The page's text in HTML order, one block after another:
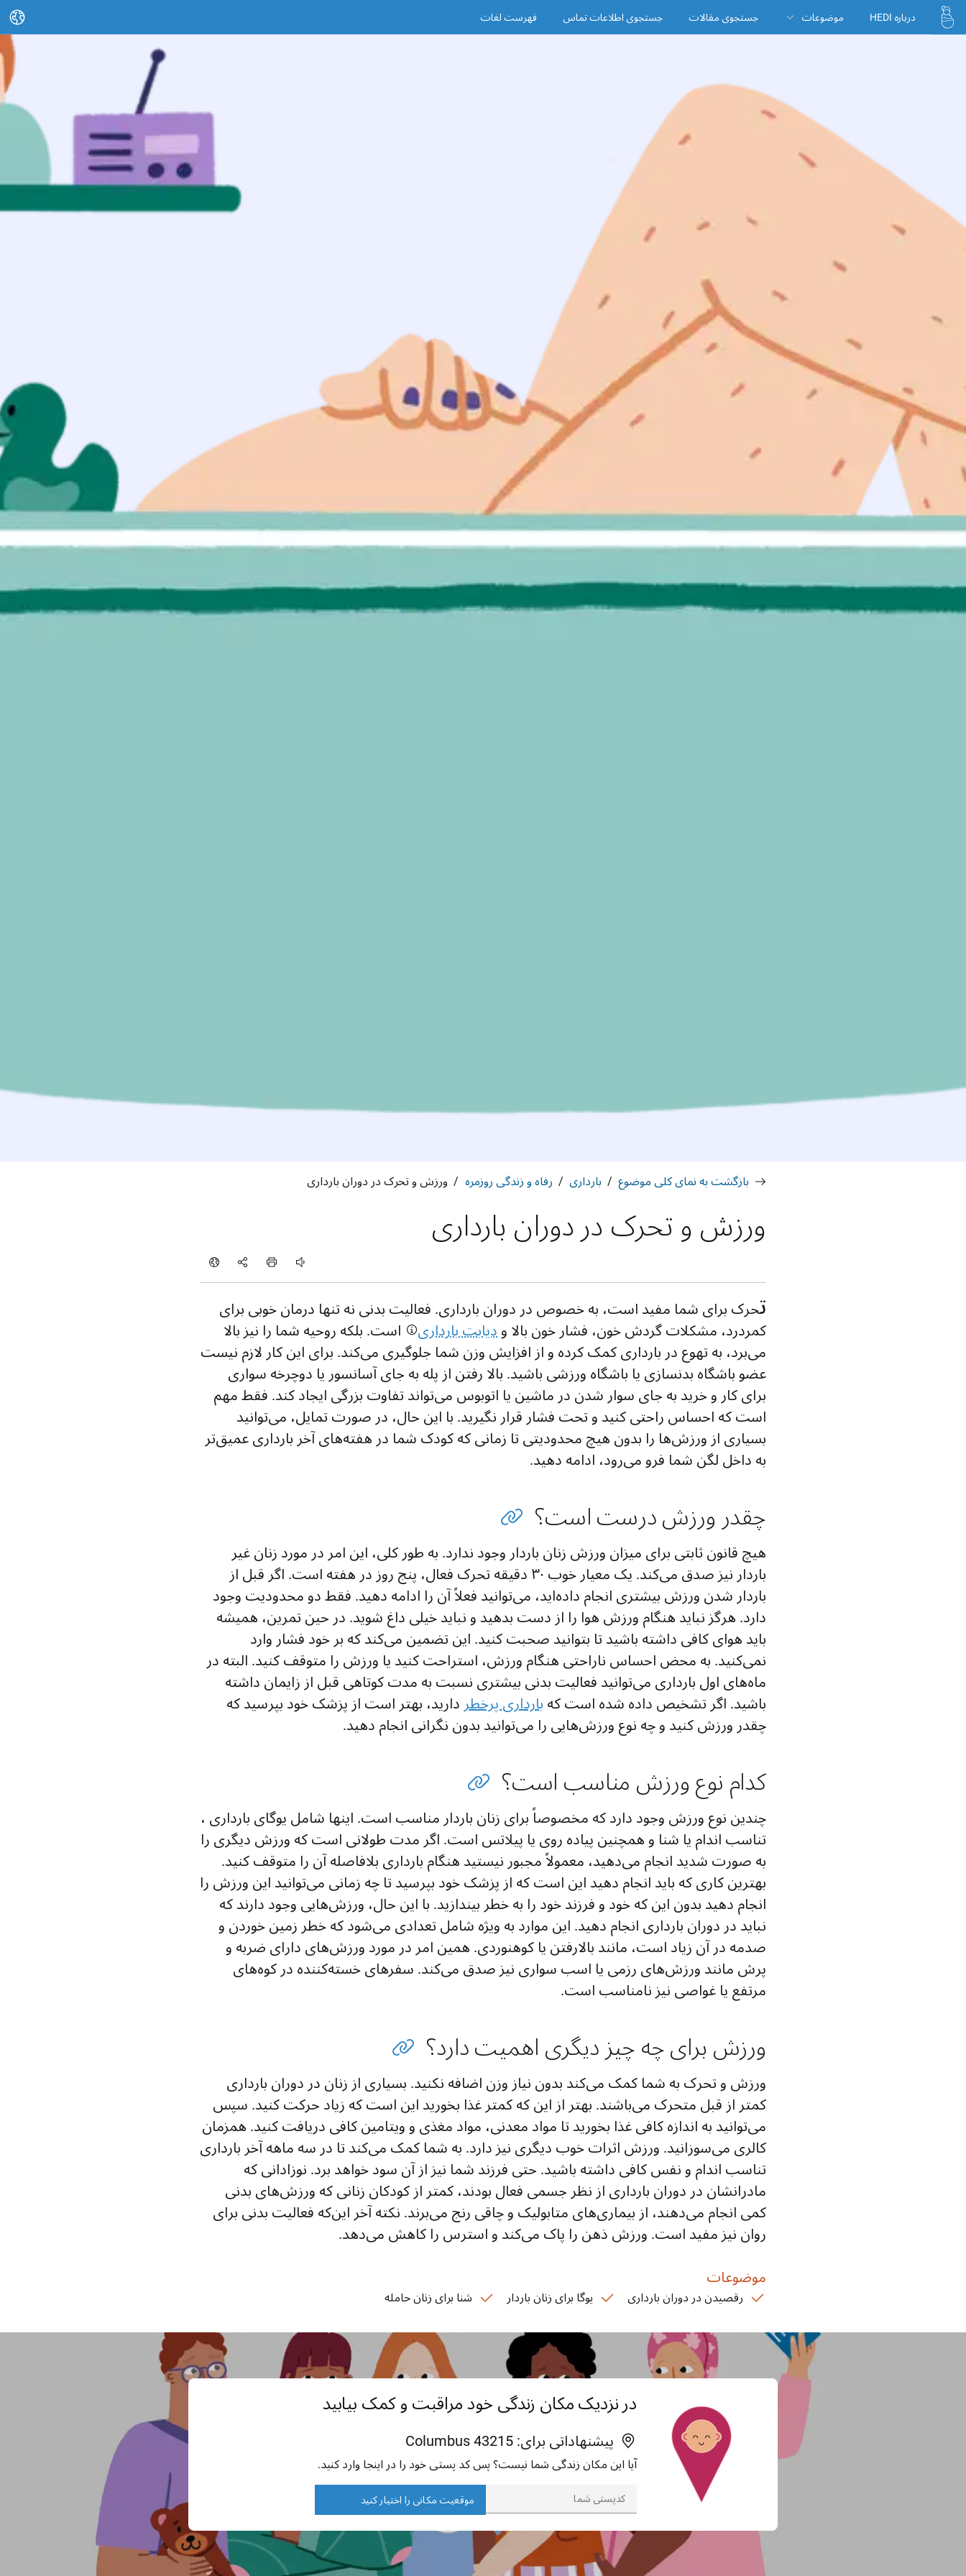
درباره HEDI موضوعات جستجوی مقالات جستجوی اطلاعات تماس فهرست لغات
تغییر زبان
بازگشت به نمای کلی موضوع بارداری رفاه و زندگی روزمره ورزش و تحرک در دوران بارداری
ورزش و تحرک در دوران بارداری
تحرک برای شما مفید است، به خصوص در دوران بارداری. فعالیت بدنی نه تنها درمان خوبی برای
کمردرد، مشکلات گردش خون، فشار خون بالا و دیابت بارداری
است. بلکه روحیه شما را نیز بالا
می‌برد، به تهوع در بارداری کمک کرده و از افزایش وزن شما جلوگیری می‌کند. برای این کار لازم نیست
عضو باشگاه بدنسازی یا باشگاه ورزشی باشید. بالا رفتن از پله به جای آسانسور یا دوچرخه سواری
برای کار و خرید به جای سوار شدن در ماشین یا اتوبوس می‌تواند تفاوت بزرگی ایجاد کند. فقط مهم
است که احساس راحتی کنید و تحت فشار قرار نگیرید. با این حال، در صورت تمایل، می‌توانید
بسیاری از ورزش‌ها را بدون هیچ محدودیتی تا زمانی که کودک شما در هفته‌های آخر بارداری عمیق‌تر
به داخل لگن شما فرو می‌رود، ادامه دهید.
چقدر ورزش درست است؟
هیچ قانون ثابتی برای میزان ورزش زنان باردار وجود ندارد. به طور کلی، این امر در مورد زنان غیر
باردار نیز صدق می‌کند. یک معیار خوب ۳۰ دقیقه تحرک فعال، پنج روز در هفته است. اگر قبل از
باردار شدن ورزش بیشتری انجام داده‌اید، می‌توانید فعلاً آن را ادامه دهید. فقط دو محدودیت وجود
دارد. هرگز نباید هنگام ورزش هوا را از دست بدهید و نباید خیلی داغ شوید. در حین تمرین، همیشه
باید هوای کافی داشته باشید تا بتوانید صحبت کنید. این تضمین می‌کند که بر خود فشار وارد
نمی‌کنید. به محض احساس ناراحتی هنگام ورزش، استراحت کنید یا ورزش را متوقف کنید. البته در
ماه‌های اول بارداری می‌توانید فعالیت بدنی بیشتری نسبت به مدت کوتاهی قبل از زایمان داشته
باشید. اگر تشخیص داده شده است که بارداری پرخطر دارید، بهتر است از پزشک خود بپرسید که
چقدر ورزش کنید و چه نوع ورزش‌هایی را می‌توانید بدون نگرانی انجام دهید.
کدام نوع ورزش مناسب است؟
چندین نوع ورزش وجود دارد که مخصوصاً برای زنان باردار مناسب است. اینها شامل یوگای بارداری ،
تناسب اندام یا شنا و همچنین پیاده روی یا پیلاتس است. اگر مدت طولانی است که ورزش دیگری را
به صورت شدید انجام می‌دهید، معمولاً مجبور نیستید هنگام بارداری بلافاصله آن را متوقف کنید.
بهترین کاری که باید انجام دهید این است که از پزشک خود بپرسید تا چه زمانی می‌توانید این ورزش را
انجام دهید بدون این که خود و فرزند خود را به خطر بیندازید. با این حال، ورزش‌هایی وجود دارند که
نباید در دوران بارداری انجام دهید. این موارد به ویژه شامل تعدادی می‌شود که خطر زمین خوردن و
صدمه در آن زیاد است، مانند بالارفتن یا کوهنوردی. همین امر در مورد ورزش‌های دارای ضربه و
پرش مانند ورزش‌های رزمی یا اسب سواری نیز صدق می‌کند. سفرهای خسته‌کننده در کوه‌های
مرتفع یا غواصی نیز نامناسب است.
ورزش برای چه چیز دیگری اهمیت دارد؟
ورزش و تحرک به شما کمک می‌کند بدون نیاز وزن اضافه نکنید. بسیاری از زنان در دوران بارداری
کمتر از قبل متحرک می‌باشند. بهتر از این که کمتر غذا بخورید این است که زیاد حرکت کنید. سپس
می‌توانید به اندازه کافی غذا بخورید تا مواد معدنی، مواد مغذی و ویتامین کافی دریافت کنید. همزمان
کالری می‌سوزانید. ورزش اثرات خوب دیگری نیز دارد. به شما کمک می‌کند تا در سه ماهه آخر بارداری
تناسب اندام و نفس کافی داشته باشید. حتی فرزند شما نیز از آن سود خواهد برد. نوزادانی که
مادرانشان در دوران بارداری از نظر جسمی فعال بودند، کمتر از کودکان زنانی که ورزش‌های بدنی
کمی انجام می‌دهند، از بیماری‌های متابولیک و چاقی رنج می‌برند. نکته آخر این‌که فعالیت بدنی برای
روان نیز مفید است. ورزش ذهن را پاک می‌کند و استرس را کاهش می‌دهد.
موضوعات
رقصیدن در دوران بارداری یوگا برای زنان باردار شنا برای زنان حامله
در نزدیک مکان زندگی خود مراقبت و کمک بیابید
پیشنهاداتی برای: 43215
Columbus
آیا این مکان زندگی شما نیست؟ پس کد پستی خود را در اینجا وارد کنید.
موقعیت مکانی را اختیار کنید